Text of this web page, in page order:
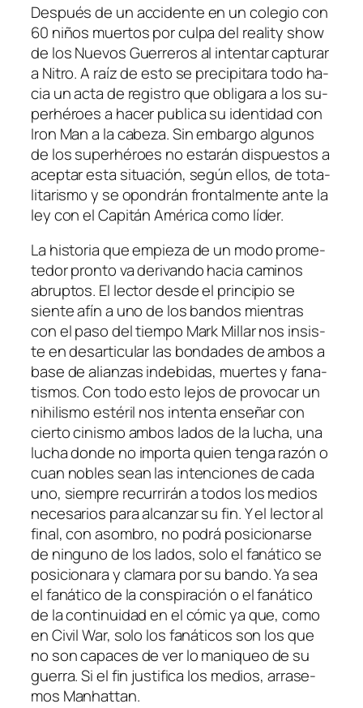
Después de un ac­ci­den­te en un co­le­gio con
60 ni­ños muer­tos por cul­pa del reality show
de los Nuevos Guerreros al in­ten­tar cap­tu­rar
a Nitro. A raíz de es­to se pre­ci­pi­ta­ra to­do ha­
cia un ac­ta de re­gis­tro que obli­ga­ra a los su­
per­hé­roes a ha­cer pu­bli­ca su iden­ti­dad con
Iron Man a la ca­be­za. Sin em­bar­go al­gu­nos
de los su­per­hé­roes no es­ta­rán dis­pues­tos a
acep­tar es­ta si­tua­ción, se­gún ellos, de to­ta­
li­ta­ris­mo y se opon­drán fron­tal­men­te an­te la
ley con el Capitán América co­mo líder.
La his­to­ria que em­pie­za de un mo­do pro­me­
te­dor pron­to va de­ri­van­do ha­cia ca­mi­nos
abrup­tos. El lec­tor des­de el prin­ci­pio se
sien­te afín a uno de los ban­dos mien­tras
con el pa­so del tiem­po Mark Millar nos in­sis­
te en des­ar­ti­cu­lar las bon­da­des de am­bos a
ba­se de alian­zas in­de­bi­das, muer­tes y fa­na­
tis­mos. Con to­do es­to le­jos de pro­vo­car un
nihi­lis­mo es­té­ril nos in­ten­ta en­se­ñar con
cier­to ci­nis­mo am­bos la­dos de la lu­cha, una
lu­cha don­de no im­por­ta quien ten­ga ra­zón o
cuan no­bles sean las in­ten­cio­nes de ca­da
uno, siem­pre re­cu­rri­rán a to­dos los me­dios
ne­ce­sa­rios pa­ra al­can­zar su fin. Y el lec­tor al
fi­nal, con asom­bro, no po­drá po­si­cio­nar­se
de nin­guno de los la­dos, so­lo el fa­ná­ti­co se
po­si­cio­na­ra y cla­ma­ra por su ban­do. Ya sea
el fa­ná­ti­co de la cons­pi­ra­ción o el fa­ná­ti­co
de la con­ti­nui­dad en el có­mic ya que, co­mo
en Civil War, so­lo los fa­ná­ti­cos son los que
no son ca­pa­ces de ver lo ma­ni­queo de su
gue­rra. Si el fin jus­ti­fi­ca los me­dios, arra­se­
mos Manhattan.